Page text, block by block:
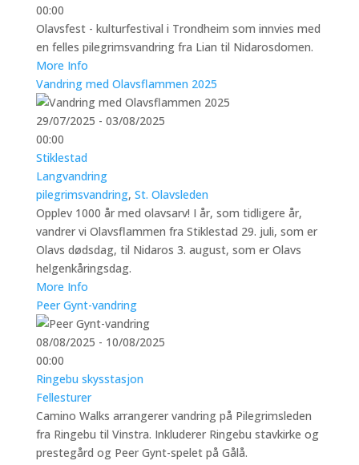
00:00
Olavsfest - kulturfestival i Trondheim som innvies med
en felles pilegrimsvandring fra Lian til Nidarosdomen.
More Info
Vandring med Olavsflammen 2025
29/07/2025 - 03/08/2025
00:00
Stiklestad
Langvandring
pilegrimsvandring, St. Olavsleden
Opplev 1000 år med olavsarv! I år, som tidligere år,
vandrer vi Olavsflammen fra Stiklestad 29. juli, som er
Olavs dødsdag, til Nidaros 3. august, som er Olavs
helgenkåringsdag.
More Info
Peer Gynt-vandring
08/08/2025 - 10/08/2025
00:00
Ringebu skysstasjon
Fellesturer
Camino Walks arrangerer vandring på Pilegrimsleden
fra Ringebu til Vinstra. Inkluderer Ringebu stavkirke og
prestegård og Peer Gynt-spelet på Gålå.